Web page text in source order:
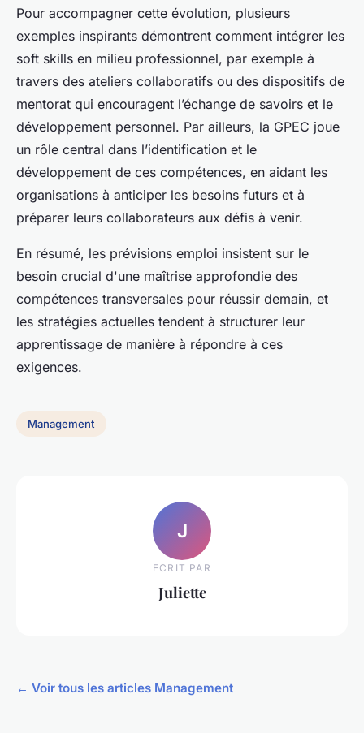
Pour accompagner cette évolution, plusieurs
exemples inspirants démontrent comment intégrer les
soft skills en milieu professionnel, par exemple à
travers des ateliers collaboratifs ou des dispositifs de
mentorat qui encouragent l’échange de savoirs et le
développement personnel. Par ailleurs, la GPEC joue
un rôle central dans l’identification et le
développement de ces compétences, en aidant les
organisations à anticiper les besoins futurs et à
préparer leurs collaborateurs aux défis à venir.
En résumé, les prévisions emploi insistent sur le
besoin crucial d'une maîtrise approfondie des
compétences transversales pour réussir demain, et
les stratégies actuelles tendent à structurer leur
apprentissage de manière à répondre à ces
exigences.
Management
J
ECRIT PAR
Juliette
← Voir tous les articles Management